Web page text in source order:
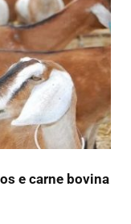
e carne bovina